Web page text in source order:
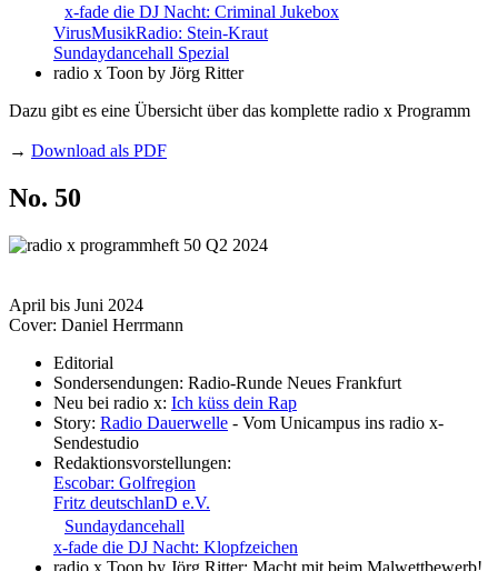
x-fade die DJ Nacht: Criminal Jukebox
VirusMusikRadio: Stein-Kraut
Sundaydancehall Spezial
radio x Toon by Jörg Ritter
Dazu gibt es eine Übersicht über das komplette radio x Programm
→ Download als PDF
No. 50
April bis Juni 2024
Cover: Daniel Herrmann
Editorial
Sondersendungen: Radio-Runde Neues Frankfurt
Neu bei radio x: Ich küss dein Rap
Story: Radio Dauerwelle - Vom Unicampus ins radio x-
Sendestudio
Redaktionsvorstellungen:
Escobar: Golfregion
Fritz deutschlanD e.V.
Sundaydancehall
x-fade die DJ Nacht: Klopfzeichen